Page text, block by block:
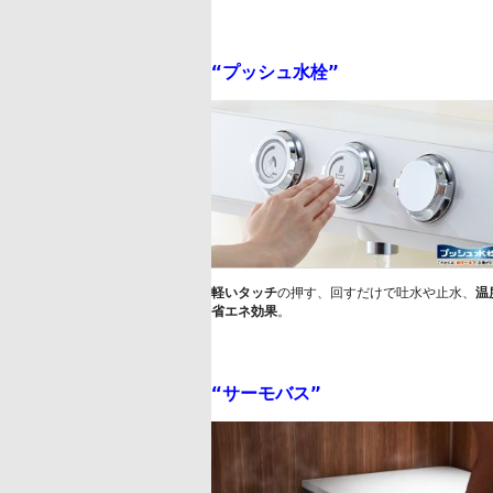
“プッシュ水栓”
軽いタッチの押す、回すだけで吐水や止水、 温
省エネ効果。
“サーモバス”